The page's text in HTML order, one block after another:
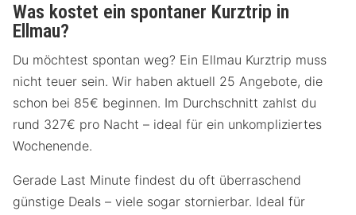
Was kostet ein spontaner Kurztrip in
Ellmau?
Du möchtest spontan weg? Ein Ellmau Kurztrip muss
nicht teuer sein. Wir haben aktuell 25 Angebote, die
schon bei 85€ beginnen. Im Durchschnitt zahlst du
rund 327€ pro Nacht – ideal für ein unkompliziertes
Wochenende.
Gerade Last Minute findest du oft überraschend
günstige Deals – viele sogar stornierbar. Ideal für